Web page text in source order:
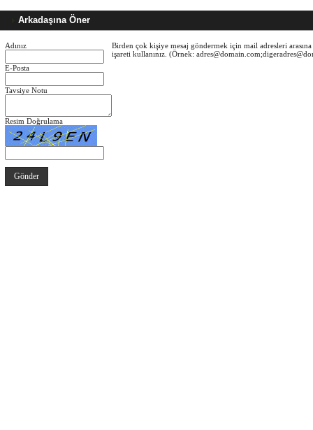
Arkadaşına Öner
Adınız
E-Posta
Tavsiye Notu
Resim Doğrulama
Birden çok kişiye mesaj göndermek için mail adresleri
işareti kullanınız. (Örnek: